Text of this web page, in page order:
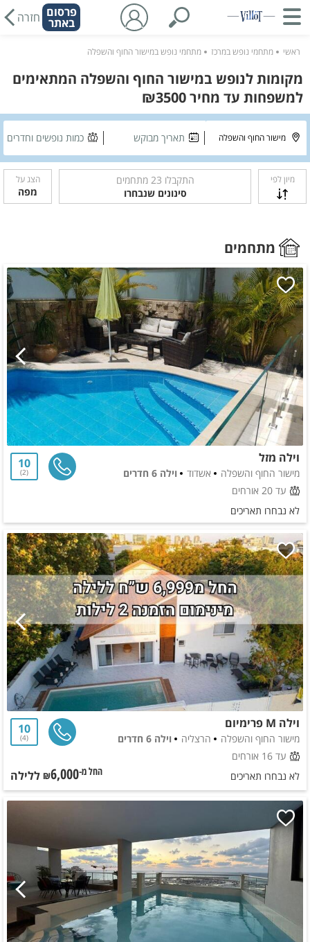
פרסום
באתר חזרה
ראשי מתחמי נופש במרכז מתחמי נופש במישור החוף והשפלה
מקומות לנופש במישור החוף והשפלה המתאימים
למשפחות עד מחיר ₪3500
תאריך מבוקש כמות נופשים וחדרים
מיון לפי התקבלו 23 מתחמים
סינונים שנבחרו
הצג על
מפה
מתחמים
וילה מזל
מישור החוף והשפלה אשדוד
וילה 6 חדרים
עד 20 אורחים
10
2
לא נבחרו תאריכים
וילה M פרימיום
מישור החוף והשפלה הרצליה
וילה 6 חדרים
עד 16 אורחים
10
4
לא נבחרו תאריכים החל מ-₪6,000 ללילה